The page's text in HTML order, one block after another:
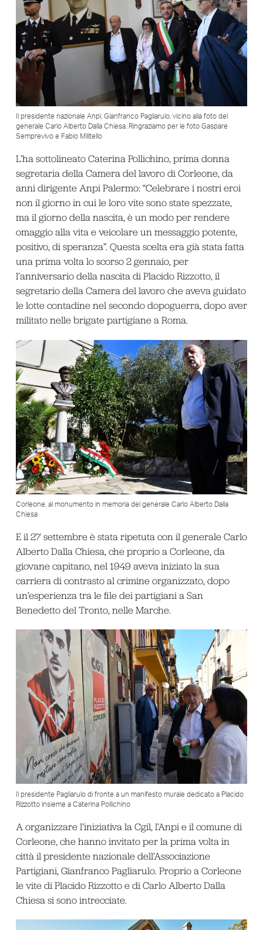
Il presidente nazionale Anpi, Gianfranco Pagliarulo, vicino alla foto del
generale Carlo Alberto Dalla Chiesa. Ringraziamo per le foto Gaspare
Semprevivo e Fabio Militello
L’ha sottolineato Caterina Pollichino, prima donna
segretaria della Camera del lavoro di Corleone, da
anni dirigente Anpi Palermo: “Celebrare i nostri eroi
non il giorno in cui le loro vite sono state spezzate,
ma il giorno della nascita, è un modo per rendere
omaggio alla vita e veicolare un messaggio potente,
positivo, di speranza”. Questa scelta era già stata fatta
una prima volta lo scorso 2 gennaio, per
l’anniversario della nascita di Placido Rizzotto, il
segretario della Camera del lavoro che aveva guidato
le lotte contadine nel secondo dopoguerra, dopo aver
militato nelle brigate partigiane a Roma.
Corleone, al monumento in memoria del generale Carlo Alberto Dalla
Chiesa
E il 27 settembre è stata ripetuta con il generale Carlo
Alberto Dalla Chiesa, che proprio a Corleone, da
giovane capitano, nel 1949 aveva iniziato la sua
carriera di contrasto al crimine organizzato, dopo
un’esperienza tra le file dei partigiani a San
Benedetto del Tronto, nelle Marche.
Il presidente Pagliarulo di fronte a un manifesto murale dedicato a Placido
Rizzotto insieme a Caterina Pollichino
A organizzare l’iniziativa la Cgil, l’Anpi e il comune di
Corleone, che hanno invitato per la prima volta in
città il presidente nazionale dell’Associazione
Partigiani, Gianfranco Pagliarulo. Proprio a Corleone
le vite di Placido Rizzotto e di Carlo Alberto Dalla
Chiesa si sono intrecciate.